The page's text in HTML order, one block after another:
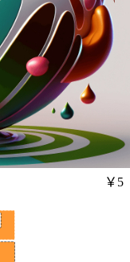
￥5